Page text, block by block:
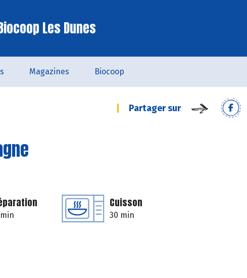
Les Dunes
Magazines Biocoop
Partager sur
Cuisson
30 min